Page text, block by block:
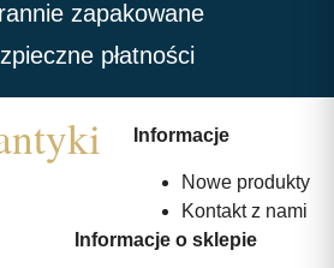
zapakowane
płatności
Informacje
Nowe produkty
Kontakt z nami
Informacje o sklepie